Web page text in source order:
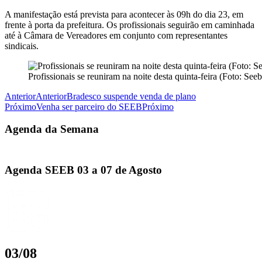
A manifestação está prevista para acontecer às 09h do dia 23, em
frente à porta da prefeitura. Os profissionais seguirão em caminhada
até à Câmara de Vereadores em conjunto com representantes
sindicais.
Profissionais se reuniram na noite desta quinta-feira (Foto:
AnteriorAnteriorBradesco suspende venda de plano
PróximoVenha ser parceiro do SEEBPróximo
Agenda da Semana
Agenda SEEB 03 a 07 de Agosto
03/08